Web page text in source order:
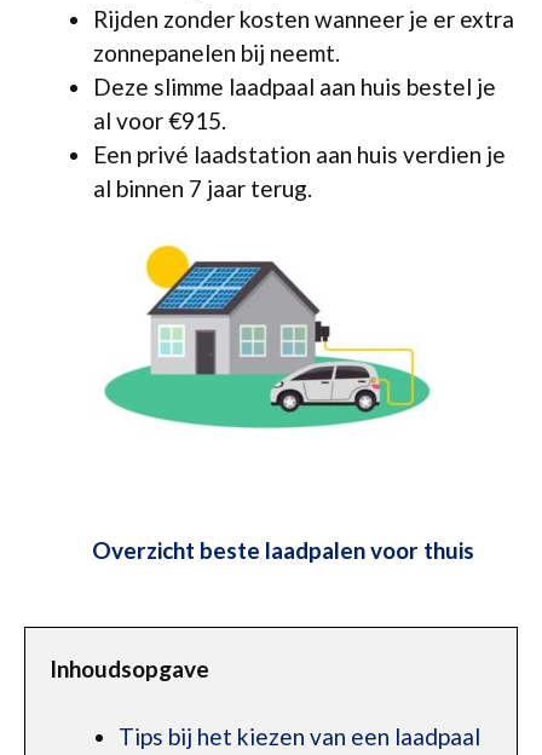
Rijden zonder kosten wanneer je er extra
zonnepanelen bij neemt.
Deze slimme laadpaal aan huis bestel je
al voor €915.
Een privé laadstation aan huis verdien je
al binnen 7 jaar terug.
Overzicht beste laadpalen voor thuis
Inhoudsopgave
Tips bij het kiezen van een laadpaal